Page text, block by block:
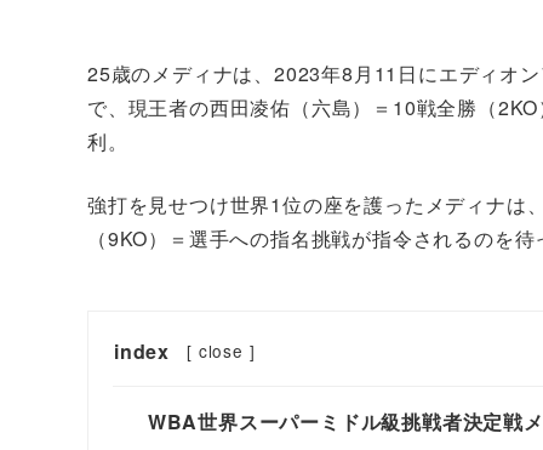
25歳のメディナは、2023年8月11日にエディオ
で、現王者の西田凌佑（六島）＝10戦全勝（
利。
強打を見せつけ世界1位の座を護ったメディナは
（9KO）＝選手への指名挑戦が指令されるのを
index [ close ]
WBA世界スーパーミドル級挑戦者決定戦